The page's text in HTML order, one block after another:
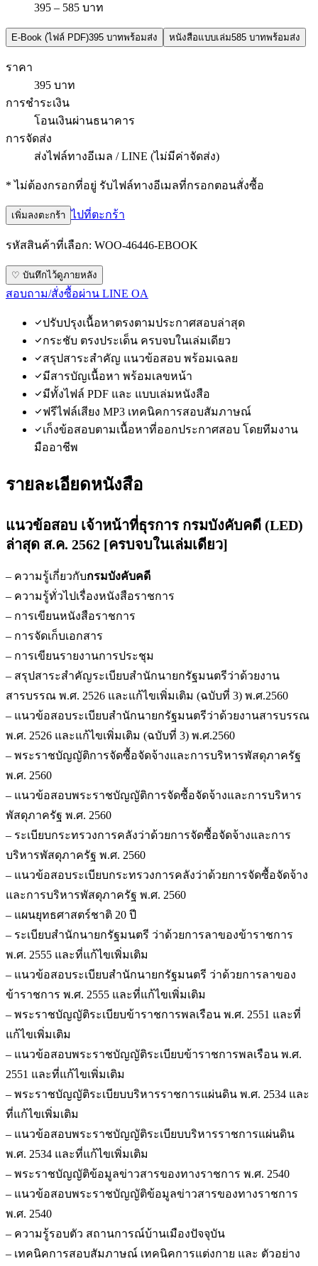
395 – 585 บาท
E-Book (ไฟล์ PDF)395 บาทพร้อมส่ง หนังสือแบบเล่ม585 บาทพร้อมส่ง
ราคา
395 บาท
การชำระเงิน
โอนเงินผ่านธนาคาร
การจัดส่ง
ส่งไฟล์ทางอีเมล / LINE (ไม่มีค่าจัดส่ง)
* ไม่ต้องกรอกที่อยู่ รับไฟล์ทางอีเมลที่กรอกตอนสั่งซื้อ
เพิ่มลงตะกร้า ไปที่ตะกร้า
รหัสสินค้าที่เลือก: WOO-46446-EBOOK
♡ บันทึกไว้ดูภายหลัง
สอบถาม/สั่งซื้อผ่าน LINE OA
ปรับปรุงเนื้อหาตรงตามประกาศสอบล่าสุด
กระชับ ตรงประเด็น ครบจบในเล่มเดียว
สรุปสาระสำคัญ แนวข้อสอบ พร้อมเฉลย
มีสารบัญเนื้อหา พร้อมเลขหน้า
มีทั้งไฟล์ PDF และ แบบเล่มหนังสือ
ฟรีไฟล์เสียง MP3 เทคนิคการสอบสัมภาษณ์
เก็งข้อสอบตามเนื้อหาที่ออกประกาศสอบ โดยทีมงาน
มืออาชีพ
รายละเอียดหนังสือ
แนวข้อสอบ เจ้าหน้าที่ธุรการ กรมบังคับคดี (LED)
ล่าสุด ส.ค. 2562 [ครบจบในเล่มเดียว]
– ความรู้เกี่ยวกับกรมบังคับคดี
– ความรู้ทั่วไปเรื่องหนังสือราชการ
– การเขียนหนังสือราชการ
– การจัดเก็บเอกสาร
– การเขียนรายงานการประชุม
– สรุปสาระสำคัญระเบียบสำนักนายกรัฐมนตรีว่าด้วยงาน
สารบรรณ พ.ศ. 2526 และแก้ไขเพิ่มเติม (ฉบับที่ 3) พ.ศ.2560
– แนวข้อสอบระเบียบสำนักนายกรัฐมนตรีว่าด้วยงานสารบรรณ
พ.ศ. 2526 และแก้ไขเพิ่มเติม (ฉบับที่ 3) พ.ศ.2560
– พระราชบัญญัติการจัดซื้อจัดจ้างและการบริหารพัสดุภาครัฐ
พ.ศ. 2560
– แนวข้อสอบพระราชบัญญัติการจัดซื้อจัดจ้างและการบริหาร
พัสดุภาครัฐ พ.ศ. 2560
– ระเบียบกระทรวงการคลังว่าด้วยการจัดซื้อจัดจ้างและการ
บริหารพัสดุภาครัฐ พ.ศ. 2560
– แนวข้อสอบระเบียบกระทรวงการคลังว่าด้วยการจัดซื้อจัดจ้าง
และการบริหารพัสดุภาครัฐ พ.ศ. 2560
– แผนยุทธศาสตร์ชาติ 20 ปี
– ระเบียบสำนักนายกรัฐมนตรี ว่าด้วยการลาของข้าราชการ
พ.ศ. 2555 และที่แก้ไขเพิ่มเติม
– แนวข้อสอบระเบียบสำนักนายกรัฐมนตรี ว่าด้วยการลาของ
ข้าราชการ พ.ศ. 2555 และที่แก้ไขเพิ่มเติม
– พระราชบัญญัติระเบียบข้าราชการพลเรือน พ.ศ. 2551 และที่
แก้ไขเพิ่มเติม
– แนวข้อสอบพระราชบัญญัติระเบียบข้าราชการพลเรือน พ.ศ.
2551 และที่แก้ไขเพิ่มเติม
– พระราชบัญญัติระเบียบบริหารราชการแผ่นดิน พ.ศ. 2534 และ
ที่แก้ไขเพิ่มเติม
– แนวข้อสอบพระราชบัญญัติระเบียบบริหารราชการแผ่นดิน
พ.ศ. 2534 และที่แก้ไขเพิ่มเติม
– พระราชบัญญัติข้อมูลข่าวสารของทางราชการ พ.ศ. 2540
– แนวข้อสอบพระราชบัญญัติข้อมูลข่าวสารของทางราชการ
พ.ศ. 2540
– ความรู้รอบตัว สถานการณ์บ้านเมืองปัจจุบัน
– เทคนิคการสอบสัมภาษณ์ เทคนิคการแต่งกาย และ ตัวอย่าง